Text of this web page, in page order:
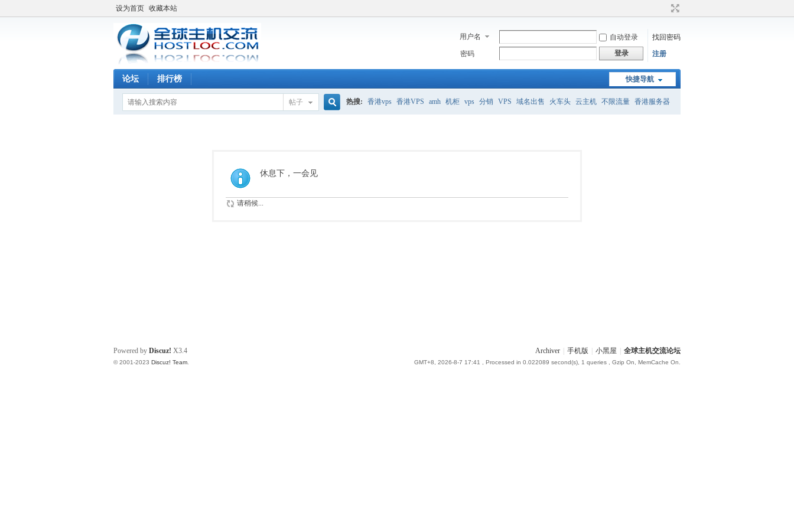
设为首页 收藏本站
用户名 自动登录
找回密码
密码
登录 注册
快捷导航
论坛 排行榜
帖子 热搜: 香港vps 香港VPS amh 机柜 vps 分销 VPS 域名出售 火车头 云主机 不限流量 香港服务器
休息下，一会见
请稍候...
Archiver 手机版 小黑屋 全球主机交流论坛
GMT+8, 2026-8-7 17:41 , Processed in 0.022089 second(s), 1 queries , Gzip On, MemCache On.
Powered by Discuz! X3.4
© 2001-2023 Discuz! Team